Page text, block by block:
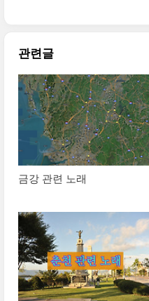
관련글
금강 관련 노래